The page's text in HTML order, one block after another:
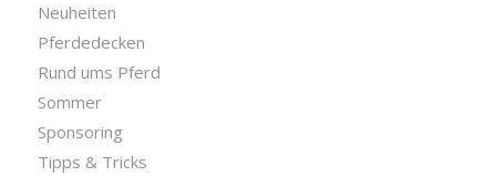
Neuheiten
Pferdedecken
Rund ums Pferd
Sommer
Sponsoring
Tipps & Tricks